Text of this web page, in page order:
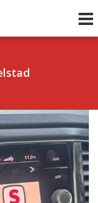
Volgend uur